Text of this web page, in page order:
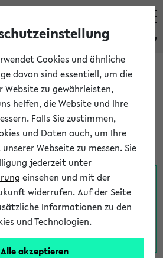
eKVV
eKVV
zur Anmeldung am eKVV.
richtige aus:
zu erstellen und alle weiteren
für Studierende zu nutzen,
zur Anmeldung über Ihr Uni
der Studierenden
Cookies und ähnliche
davon sind essentiell, um die
zu gewährleisten,
helfen, die Website und Ihre
Falls Sie zustimmen,
und Daten auch, um Ihre
Webseite zu messen. Sie
jederzeit unter
einsehen und mit der
widerrufen. Auf der Seite
Informationen zu den
und Technologien.
Alle akzeptieren